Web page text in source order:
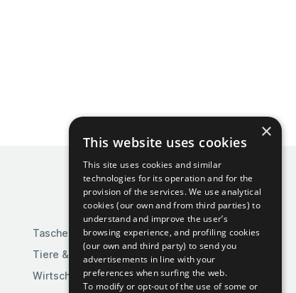
Taschen & Gepäck
Tiere & Tierbedarf
Wirtschaft & Industrie
×
This website uses cookies
This site uses cookies and similar
technologies for its operation and for the
provision of the services. We use analytical
cookies (our own and from third parties) to
understand and improve the user’s
browsing experience, and profiling cookies
(our own and third party) to send you
advertisements in line with your
preferences when surfing the web.
To modify or opt-out of the use of some or